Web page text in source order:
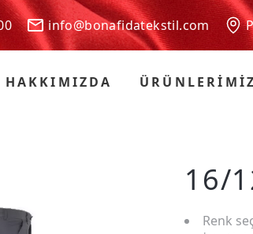
00 info@bonafidatekstil.com
HAKKIMIZDA ÜRÜNLERİMİZ
16/
Renk